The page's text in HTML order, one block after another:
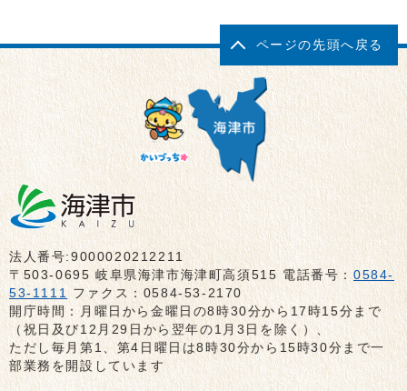
ページの先頭へ戻る
法人番号:9000020212211
〒503-0695 岐阜県海津市海津町高須515 電話番号：0584-
53-1111 ファクス：0584-53-2170
開庁時間：月曜日から金曜日の8時30分から17時15分まで
（祝日及び12月29日から翌年の1月3日を除く）、
ただし毎月第1、第4日曜日は8時30分から15時30分まで一
部業務を開設しています